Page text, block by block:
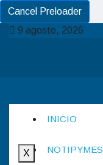
Cancel Preloader
9 agosto, 2026
INICIO
NOTIPYMES
X